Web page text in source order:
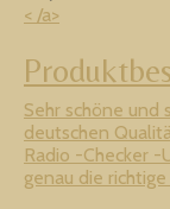
< /a>
Sehr schöne und
deutschen
Radio -Checker
genau die